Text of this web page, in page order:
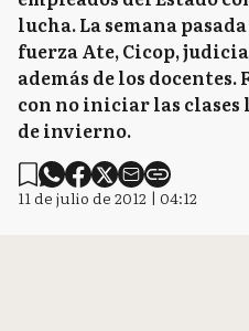
lucha. La semana
fuerza Ate, Cicop,
además de los docentes.
con no iniciar las clases
de invierno.
11 de julio de 2012 | 04:12